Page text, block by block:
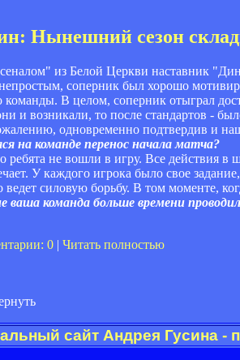
Нынешний сезон
из Белой Церкви наставник
соперник был хорошо
В целом, соперник отыграл
и возникали, то после стандартов -
одновременно подтвердив и
на команде перенос начала матча?
ребята не вошли в игру. Все действия
У каждого игрока было свое
ведет силовую борьбу. В том моменте,
команда больше времени
0 | Читать полностью
сайт Андрея Гусина -